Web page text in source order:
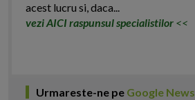
acest lucru si, daca...
vezi AICI raspunsul specialistilor <<
Urmareste-ne pe Google News